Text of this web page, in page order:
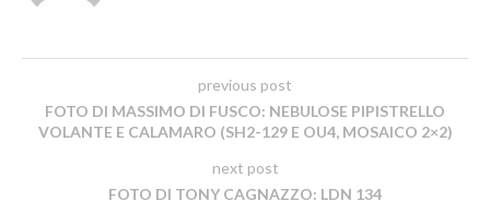
previous post
FOTO DI MASSIMO DI FUSCO: NEBULOSE PIPISTRELLO
VOLANTE E CALAMARO (SH2-129 E OU4, MOSAICO 2×2)
next post
FOTO DI TONY CAGNAZZO: LDN 134